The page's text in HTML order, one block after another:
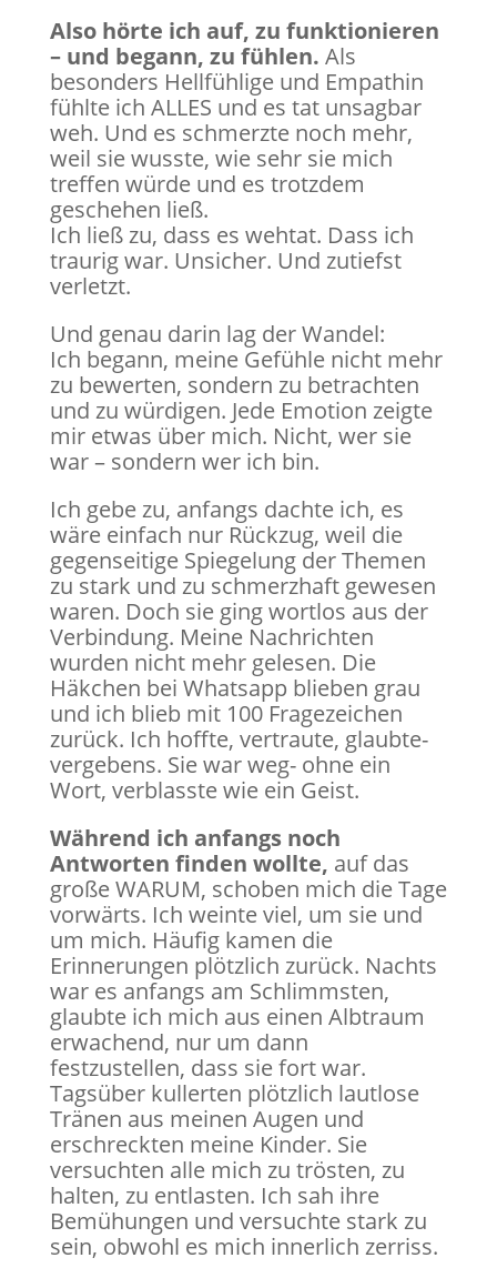
Also hörte ich auf, zu funktionieren
– und begann, zu fühlen. Als
besonders Hellfühlige und Empathin
fühlte ich ALLES und es tat unsagbar
weh. Und es schmerzte noch mehr,
weil sie wusste, wie sehr sie mich
treffen würde und es trotzdem
geschehen ließ.
Ich ließ zu, dass es wehtat. Dass ich
traurig war. Unsicher. Und zutiefst
verletzt.
Und genau darin lag der Wandel:
Ich begann, meine Gefühle nicht mehr
zu bewerten, sondern zu betrachten
und zu würdigen. Jede Emotion zeigte
mir etwas über mich. Nicht, wer sie
war – sondern wer ich bin.
Ich gebe zu, anfangs dachte ich, es
wäre einfach nur Rückzug, weil die
gegenseitige Spiegelung der Themen
zu stark und zu schmerzhaft gewesen
waren. Doch sie ging wortlos aus der
Verbindung. Meine Nachrichten
wurden nicht mehr gelesen. Die
Häkchen bei Whatsapp blieben grau
und ich blieb mit 100 Fragezeichen
zurück. Ich hoffte, vertraute, glaubte-
vergebens. Sie war weg- ohne ein
Wort, verblasste wie ein Geist.
Während ich anfangs noch
Antworten finden wollte, auf das
große WARUM, schoben mich die Tage
vorwärts. Ich weinte viel, um sie und
um mich. Häufig kamen die
Erinnerungen plötzlich zurück. Nachts
war es anfangs am Schlimmsten,
glaubte ich mich aus einen Albtraum
erwachend, nur um dann
festzustellen, dass sie fort war.
Tagsüber kullerten plötzlich lautlose
Tränen aus meinen Augen und
erschreckten meine Kinder. Sie
versuchten alle mich zu trösten, zu
halten, zu entlasten. Ich sah ihre
Bemühungen und versuchte stark zu
sein, obwohl es mich innerlich zerriss.